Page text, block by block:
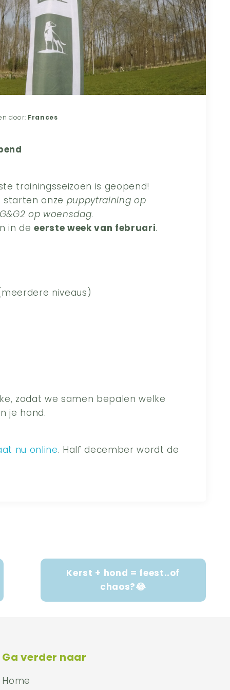
door: Frances
trainingsseizoen is geopend!
starten onze puppytraining op
op woensdag.
in deeerste week van februari.
niveaus)
zodat we samen bepalen welke
je hond.
nu online. Half december wordt de
Kerst + hond = feest..of
chaos?😂
Ga verder naar
Home